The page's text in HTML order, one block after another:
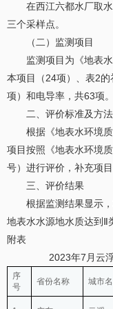
在西江六都水厂取水
三个采样点。
（二）监测项目
监测项目为《地表水
本项目（24项）、表2
项）和电导率，共63项。
二、评价标准及方法
根据《地表水环境质
项目按照《地表水环境
号）进行评价，补充项
三、评价结果
根据监测结果显示，
地表水水源地水质达到Ⅱ
附表
2023年7月云
序
号
省份名称 城市